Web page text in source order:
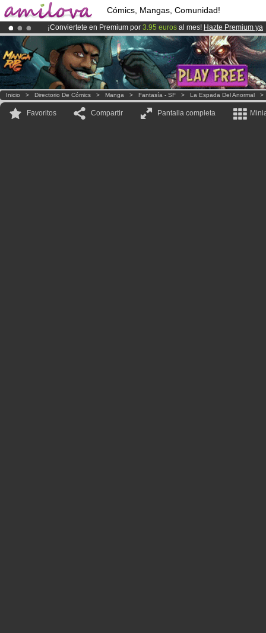
Cómics, Mangas, Comunidad!
¡Conviertete en Premium por 3.95 euros al mes! Hazte Premium ya
¡Ya tenemos 100000miembrosy 1000Cómics y Mangas!.
El Kickstarter Amilova está desormado lanzado!.
Inicio > Directorio De Cómics > Manga > Fantasía - SF > La Espada Del Anormal
Favoritos Compartir Pantalla completa